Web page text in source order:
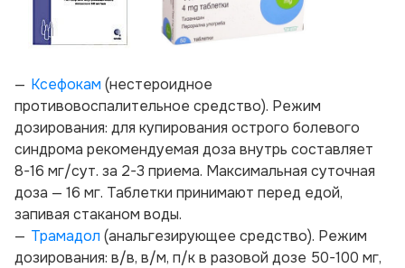
Ксефокам (нестероидное
противовоспалительное средство). Режим
дозирования: для купирования острого болевого
синдрома рекомендуемая доза внутрь составляет
8-16 мг/сут. за 2-3 приема. Максимальная суточная
доза — 16 мг. Таблетки принимают перед едой,
запивая стаканом воды.
Трамадол (анальгезирующее средство). Режим
дозирования: в/в, в/м, п/к в разовой дозе 50-100 мг,